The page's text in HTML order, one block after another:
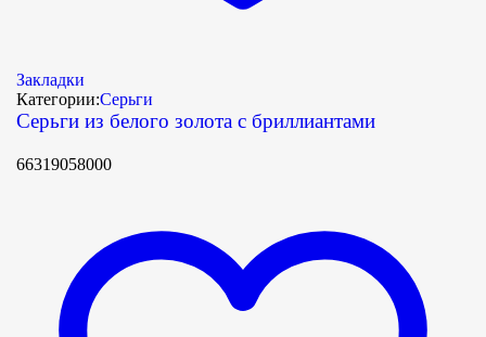
Закладки
Категории:Серьги
Серьги из белого золота с бриллиантами
66319058000